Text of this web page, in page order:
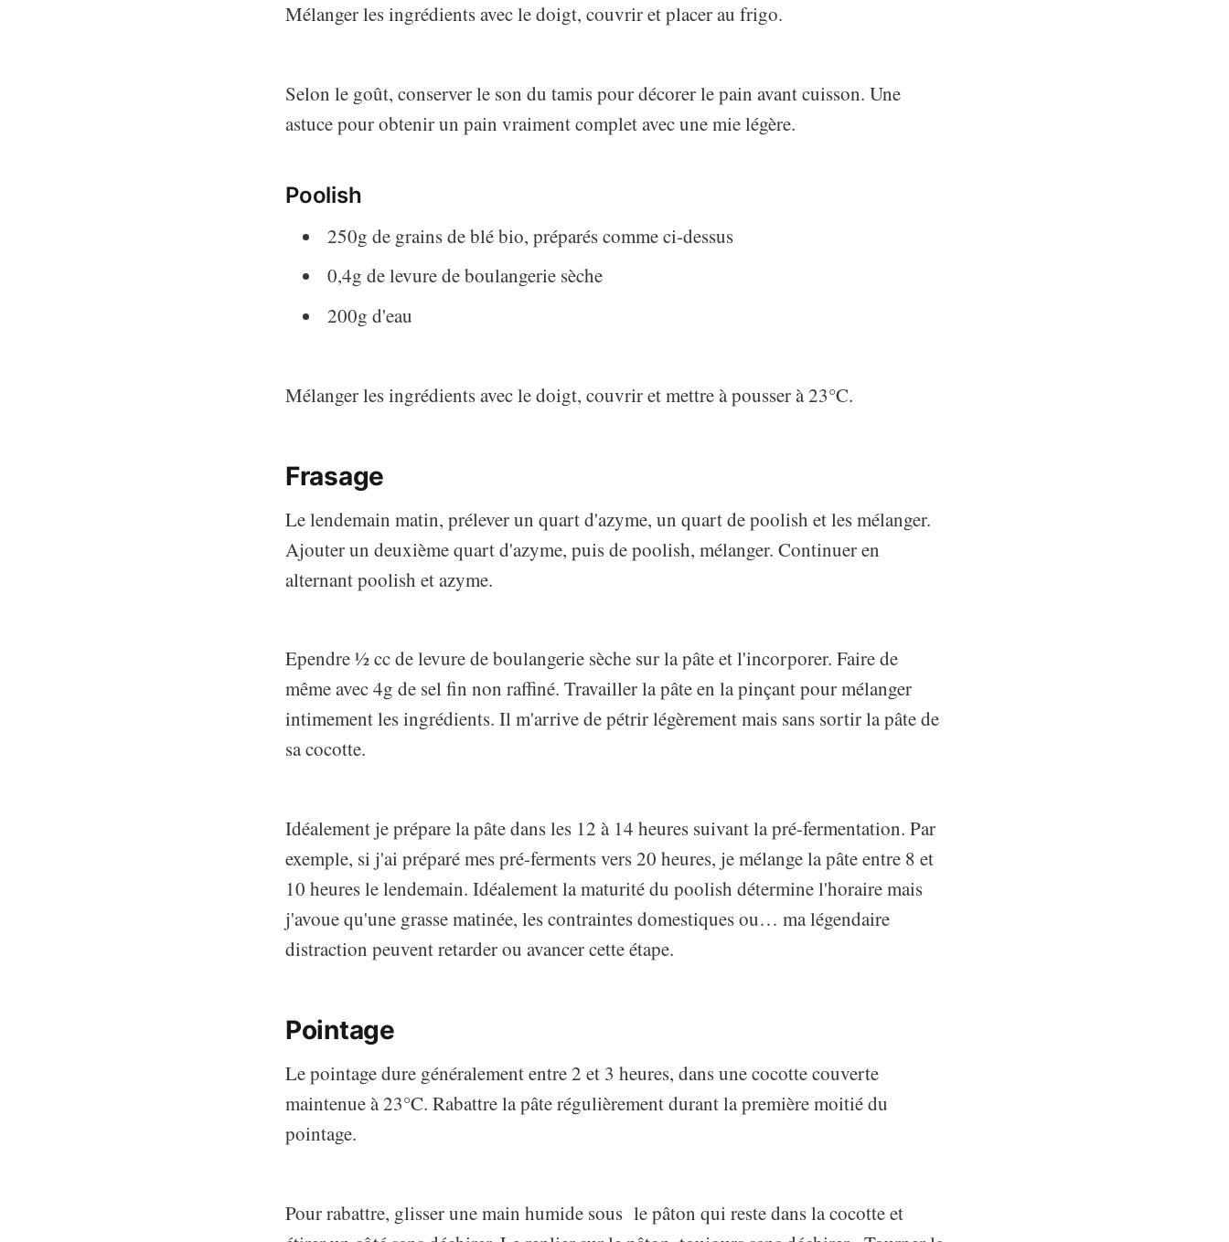
Mélanger les ingrédients avec le doigt, couvrir et placer au frigo.
Selon le goût, conserver le son du tamis pour décorer le pain avant cuisson. Une
astuce pour obtenir un pain vraiment complet avec une mie légère.
Poolish
250g de grains de blé bio, préparés comme ci-dessus
0,4g de levure de boulangerie sèche
200g d'eau
Mélanger les ingrédients avec le doigt, couvrir et mettre à pousser à 23°C.
Frasage
Le lendemain matin, prélever un quart d'azyme, un quart de poolish et les mélanger.
Ajouter un deuxième quart d'azyme, puis de poolish, mélanger. Continuer en
alternant poolish et azyme.
Ependre ½ cc de levure de boulangerie sèche sur la pâte et l'incorporer. Faire de
même avec 4g de sel fin non raffiné. Travailler la pâte en la pinçant pour mélanger
intimement les ingrédients. Il m'arrive de pétrir légèrement mais sans sortir la pâte de
sa cocotte.
Idéalement je prépare la pâte dans les 12 à 14 heures suivant la pré-fermentation. Par
exemple, si j'ai préparé mes pré-ferments vers 20 heures, je mélange la pâte entre 8 et
10 heures le lendemain. Idéalement la maturité du poolish détermine l'horaire mais
j'avoue qu'une grasse matinée, les contraintes domestiques ou… ma légendaire
distraction peuvent retarder ou avancer cette étape.
Pointage
Le pointage dure généralement entre 2 et 3 heures, dans une cocotte couverte
maintenue à 23°C. Rabattre la pâte régulièrement durant la première moitié du
pointage.
Pour rabattre, glisser une main humide sous le pâton qui reste dans la cocotte et